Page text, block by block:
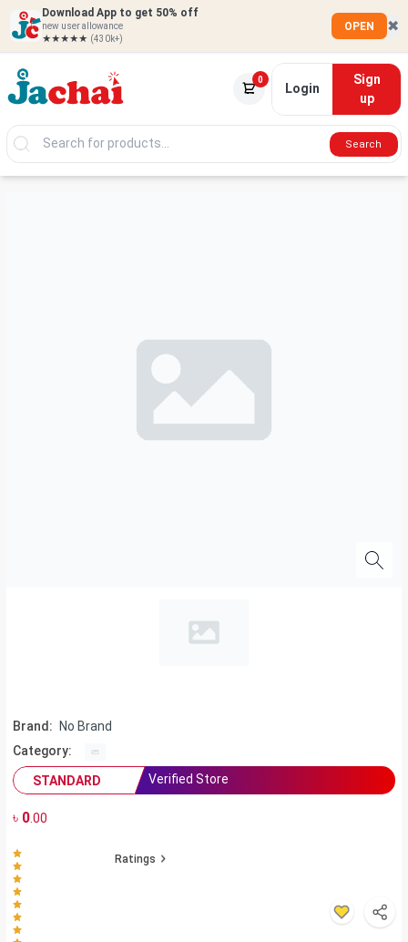
Download App to get 50% off
new user allowance
★★★★★ (430k+)
OPEN ✖
0
Login
Sign
up
Search
Brand:
No Brand
Category:
STANDARD
Verified Store
৳ 0.00
Ratings